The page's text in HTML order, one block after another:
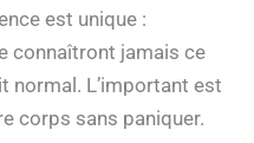
est unique :
connaîtront jamais ce
normal. L’important est
corps sans paniquer.